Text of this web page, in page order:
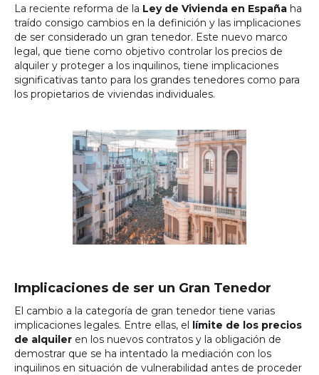
La reciente reforma de la Ley de Vivienda en España ha
traído consigo cambios en la definición y las implicaciones
de ser considerado un gran tenedor. Este nuevo marco
legal, que tiene como objetivo controlar los precios de
alquiler y proteger a los inquilinos, tiene implicaciones
significativas tanto para los grandes tenedores como para
los propietarios de viviendas individuales.
Implicaciones de ser un Gran Tenedor
El cambio a la categoría de gran tenedor tiene varias
implicaciones legales. Entre ellas, el límite de los precios
de alquiler en los nuevos contratos y la obligación de
demostrar que se ha intentado la mediación con los
inquilinos en situación de vulnerabilidad antes de proceder